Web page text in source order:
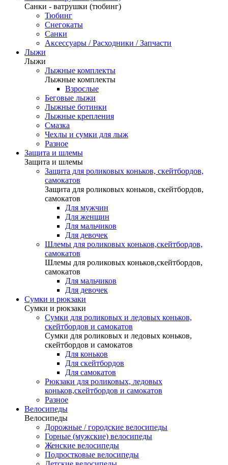
Санки - ватрушки (тюбинг)
Тюбинг
Снегокаты
Санки
Аксессуары / Расходники / Запчасти
Лыжи
Лыжи
Лыжные комплекты
Лыжные комплекты
Взрослые
Беговые лыжи
Лыжные ботинки
Лыжные крепления
Смазка
Чехлы и сумки для лыж
Разное
Защита и шлемы
Защита и шлемы
Защита для роликовых коньков, скейтбордов,
самокатов
Защита для роликовых коньков, скейтбордов,
самокатов
Для мужчин
Для женщин
Для мальчиков
Для девочек
Шлемы для роликовых коньков,скейтбордов,
самокатов
Шлемы для роликовых коньков,скейтбордов,
самокатов
Для мальчиков
Для девочек
Сумки и рюкзаки
Сумки и рюкзаки
Сумки для роликовых и ледовых коньков,
скейтбордов и самокатов
Сумки для роликовых и ледовых коньков,
скейтбордов и самокатов
Для коньков
Для скейтбордов
Для самокатов
Рюкзаки для роликовых, ледовых
коньков,скейтбордов и самокатов
Разное
Велосипеды
Велосипеды
Дорожные / городские велосипеды
Горные (мужские) велосипеды
Женские велосипеды
Подростковые велосипеды